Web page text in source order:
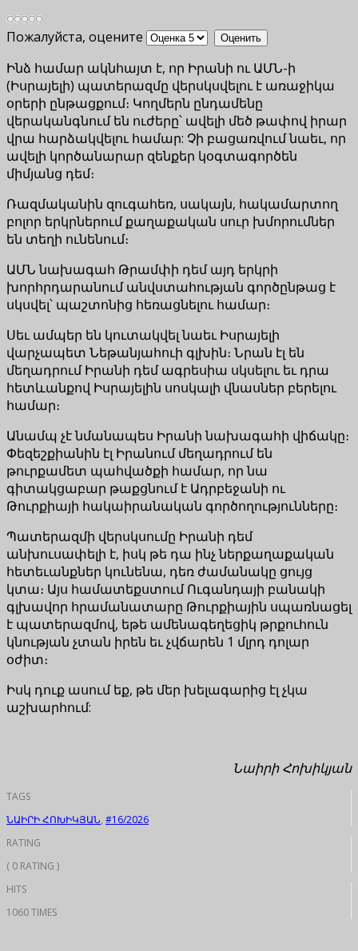
Пожалуйста, оцените
Ինձ համար ակնհայտ է, որ Իրանի ու ԱՄՆ-ի
(Իսրայելի) պատերազմը վերսկսվելու է առաջիկա
օրերի ընթացքում։ Կողմերն ընդամենը
վերականգնում են ուժերը՝ ավելի մեծ թափով իրար
վրա հարձակվելու համար: Չի բացառվում նաեւ, որ
ավելի կործանարար զենքեր կօգտագործեն
միմյանց դեմ։
Ռազմականին զուգահեռ, սակայն, հակամարտող
բոլոր երկրներում քաղաքական սուր խմորումներ
են տեղի ունենում։
ԱՄՆ նախագահ Թրամփի դեմ այդ երկրի
խորհրդարանում անվստահության գործընթաց է
սկսվել՝ պաշտոնից հեռացնելու համար։
Սեւ ամպեր են կուտակվել նաեւ Իսրայելի
վարչապետ Նեթանյահուի գլխին։ Նրան էլ են
մեղադրում Իրանի դեմ ագրեսիա սկսելու եւ դրա
հետևանքով Իսրայելին սոսկալի վնասներ բերելու
համար։
Անամպ չէ նմանապես Իրանի նախագահի վիճակը։
Փեզեշքիանին էլ Իրանում մեղադրում են
թուրքամետ պահվածքի համար, որ նա
գիտակցաբար թաքցնում է Ադրբեջանի ու
Թուրքիայի հակաիրանական գործողությունները։
Պատերազմի վերսկսումը Իրանի դեմ
անխուսափելի է, իսկ թե դա ինչ ներքաղաքական
հետեւանքներ կունենա, դեռ ժամանակը ցույց
կտա։ Այս համատեքստում Ուգանդայի բանակի
գլխավոր հրամանատարը Թուրքիային սպառնացել
է պատերազմով, եթե ամենագեղեցիկ թրքուհուն
կնության չտան իրեն եւ չվճարեն 1 մլրդ դոլար
օժիտ։
Իսկ դուք ասում եք, թե մեր խելագարից էլ չկա
աշխարհում:
Նաիրի Հոխիկյան
TAGS
ՆԱԻՐԻ ՀՈԽԻԿՅԱՆ, #16/2026
RATING
( 0 RATING )
HITS
1060 TIMES